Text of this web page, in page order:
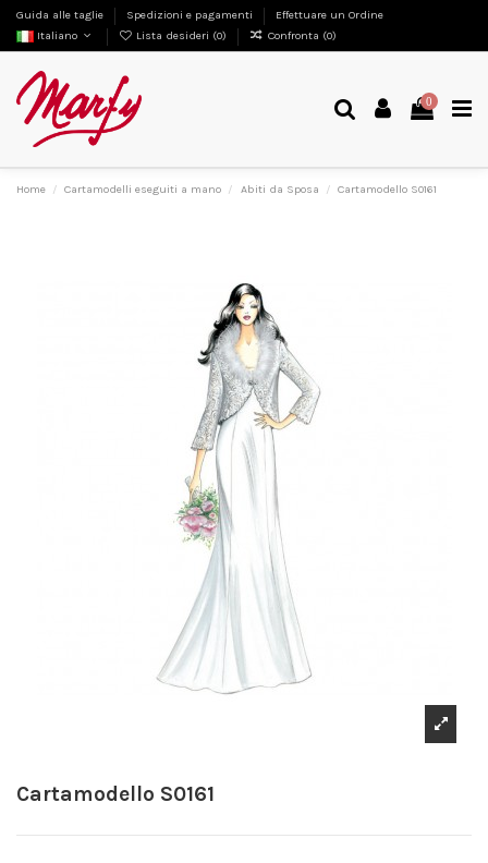
Guida alle taglie Spedizioni e pagamenti
Effettuare un Ordine
Italiano
Lista desideri (0) Confronta (0)
0
Home Cartamodelli eseguiti a mano Abiti da Sposa Cartamodello S0161
Cartamodello S0161